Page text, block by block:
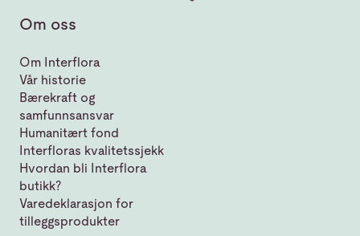
Om oss
Om Interflora
Vår historie
Bærekraft og
samfunnsansvar
Humanitært fond
Interfloras kvalitetssjekk
Hvordan bli Interflora
butikk?
Varedeklarasjon for
tilleggsprodukter